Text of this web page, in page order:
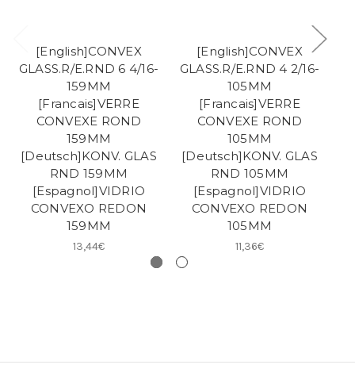
[English]CONVEX
GLASS.R/E.RND 6 4/16-
159MM
[Francais]VERRE
CONVEXE ROND
159MM
[Deutsch]KONV. GLAS
RND 159MM
[Espagnol]VIDRIO
CONVEXO REDON
159MM
13,44€
[English]CONVEX
GLASS.R/E.RND 4 2/16-
105MM
[Francais]VERRE
CONVEXE ROND
105MM
[Deutsch]KONV. GLAS
RND 105MM
[Espagnol]VIDRIO
CONVEXO REDON
105MM
11,36€